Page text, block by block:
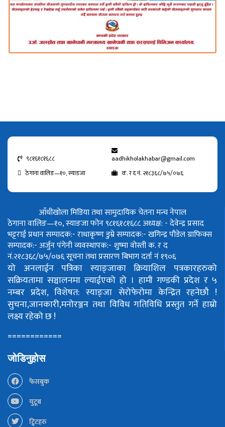
९८१६१८१६८८
aadhikholakhabar@gmail.com
ठेगाना वालिङ—१०, स्याङजा
क. र द नं. २१८३६८/७५/०७६
आँधीखोला मिडिया तथा सामुदायिक चेतना मन्च नेपाल
ठेगाना वालिङ—१०, स्याङजा फोन ९८१६१८१६८८अध्यक्ष: - देवेन्द्र प्रसाद
भट्टराईप्रधान सम्पादक:- राधाकृष्ण डुम्रेसम्पादक:- खगिन्द्र पौडेलग्राफिक्स
सम्पादक:- अर्जुन पंगेनीव्यवस्थापक:- शुष्मा वोस्तीक. र द
नं.२१८३६८/७५/०७६सूचना तथा प्रसारण बिभाग दर्ता नं १९०६
यो अनलाईन पत्रिका स्याङ्जाका क्रियाशिल पत्रकारहरुको
सक्रियतामा सञ्चालनमा ल्याईएको हो । हामी गण्डकी प्रदेश र ५
नम्बर प्रदेश, विशेषत: स्याङ्जा सेरोफेरोमा केन्द्रित रहनेछौ !
सुचना,जानकारी,मनोरञ्जन तथा विविध गतिविधि प्रस्तुत गर्ने हाम्रो
लक्ष्य रहेको छ !
============
जोडिनुहोस
फेसबुक
युटूब
ट्विटहरु